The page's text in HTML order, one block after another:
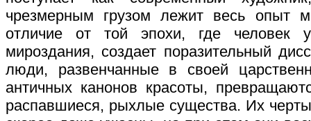
чрезмерным грузом лежит весь опыт
отличие от той эпохи, где человек
мироздания, создает поразительный
люди, развенчанные в своей
античных канонов красоты,
распавшиеся, рыхлые существа. Их